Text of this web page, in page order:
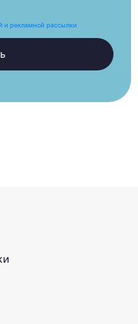
рекламной рассылки